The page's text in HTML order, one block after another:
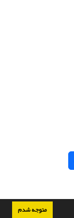
متوجه شدم